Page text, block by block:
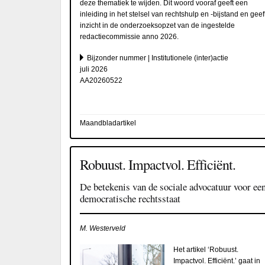
deze thematiek te wijden. Dit woord vooraf geeft een
inleiding in het stelsel van rechtshulp en -bijstand en
inzicht in de onderzoeksopzet van de ingestelde
redactiecommissie anno 2026.
Bijzonder nummer | Institutionele (inter)actie
juli 2026
AA20260522
Maandbladartikel
Robuust. Impactvol. Efficiënt.
De betekenis van de sociale advocatuur voor
democratische rechtsstaat
M. Westerveld
Het artikel ‘Robuust.
Impactvol. Efficiënt.’ gaat in